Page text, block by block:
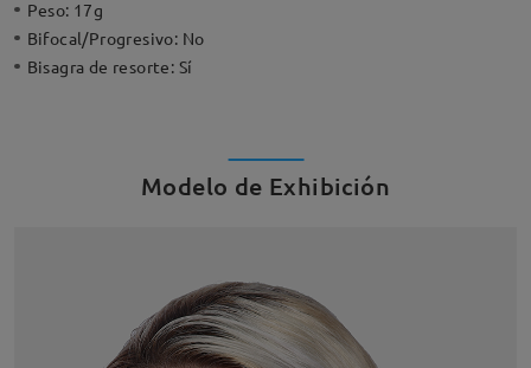
Peso: 17g
Bifocal/Progresivo: No
Bisagra de resorte: Sí
Modelo de Exhibición